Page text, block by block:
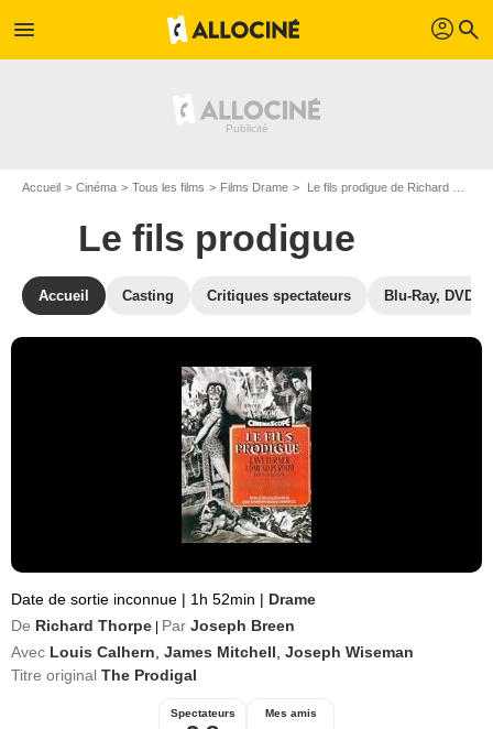
menu profil search
Accueil Cinéma Tous les films Films Drame Le fils prodigue de Richard Thorpe
Le fils prodigue
Accueil Casting Critiques spectateurs Blu-Ray, DVD
Date de sortie inconnue | 1h 52min | Drame
De Richard Thorpe Par Joseph Breen
Avec Louis Calhern James Mitchell Joseph Wiseman
Titre original The Prodigal
Spectateurs Mes amis